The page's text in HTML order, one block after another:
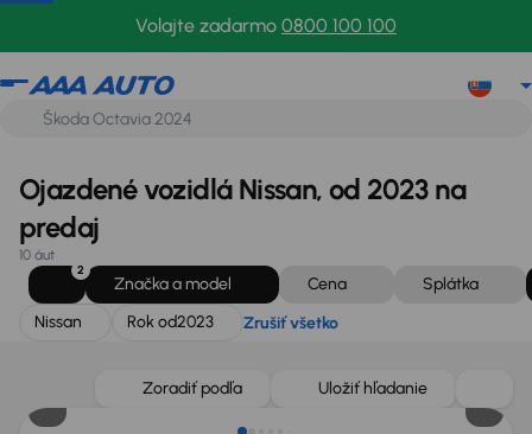
Volajte zadarmo 0800 100 100
Nissan
Ojazdené vozidlá Nissan, od 2023 na
predaj
10 áut
2
Značka a model Cena
Splátka
Nissan
Rok od2023 Zrušiť všetko
Zoradiť podľa Uložiť hľadanie
Extra zľava 1 150 €